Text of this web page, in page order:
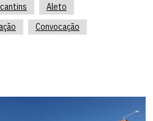
Aleto
Convocação